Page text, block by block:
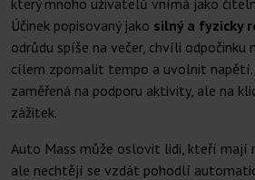
který mnoho uživatelů vnímá jako
Účinek popisovaný jako silný a fyzicky
odrůdu spíše na večer, chvíli odpočinku
cílem zpomalit tempo a uvolnit
zaměřená na podporu aktivity, ale na
zážitek.
Auto Mass může oslovit lidi, kteří mají
ale nechtějí se vzdát pohodlí